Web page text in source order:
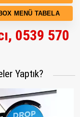
MENÜ TABELA
0539 570
Yaptık?